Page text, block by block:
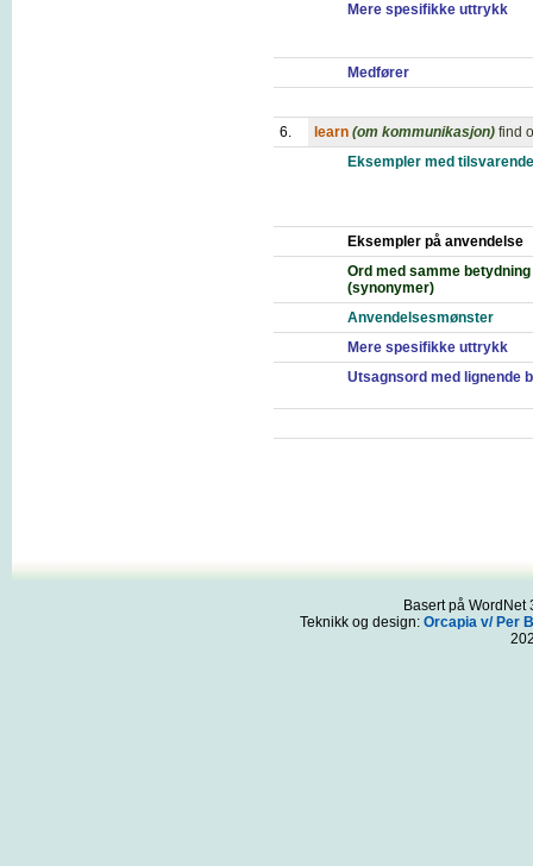
Mere spesifikke uttrykk
Medfører
6. learn (om kommunikasjon) find
Eksempler med
Eksempler på anvendelse
Ord med samme betydning
(synonymer)
Anvendelsesmønster
Mere spesifikke uttrykk
Utsagnsord med lignende
Basert på
Teknikk og design: Orcapia v/ Per